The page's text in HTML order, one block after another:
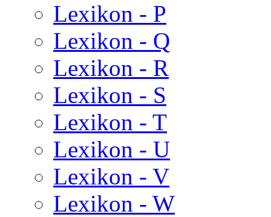
Lexikon - P
Lexikon - Q
Lexikon - R
Lexikon - S
Lexikon - T
Lexikon - U
Lexikon - V
Lexikon - W